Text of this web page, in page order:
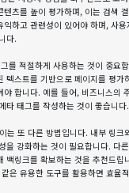
츠를 높이 평가하며, 이는 검색
익하고 관련성이 있어야 하며, 사
다.
를 적절하게 사용하는 것이 중요
텍스트를 기반으로 페이지를 평가
야 합니다. 예를 들어, 비즈니스의
타 태그를 작성하는 것이 좋습니다.
는 또 다른 방법입니다. 내부 링크
을 강화하는 것이 필요합니다. 다
백링크를 확보하는 것을 추천드립
같은 유용한 도구를 활용하면 효율